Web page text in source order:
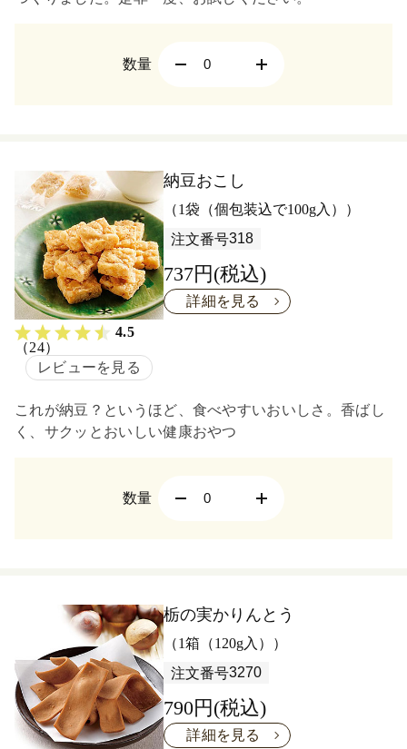
数量
4.5
（24）
レビューを見る
納豆おこし
（1袋（個包装込で100g入））
注文番号318
737円(税込)
詳細を見る
これが納豆？というほど、食べやすいおいしさ。香ばし
く、サクッとおいしい健康おやつ
数量
栃の実かりんとう
（1箱（120g入））
注文番号3270
790円(税込)
詳細を見る